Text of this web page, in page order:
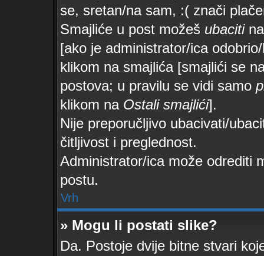
se, sretan/na sam, :( znači
Smajliće u post možeš ubacitina
[ako je administrator/ica
klikom na smajlića [smajlići se
postova; u pravilu se vidi samo
klikom na Ostali smajlići].
Nije preporučljivo ubacivati/
čitljivost i preglednost.
Administrator/ica može odrediti
postu.
Vrh
» Mogu li postati slike?
Da. Postoje dvije bitne stvari